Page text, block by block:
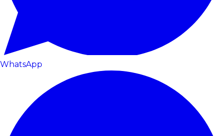
WhatsApp